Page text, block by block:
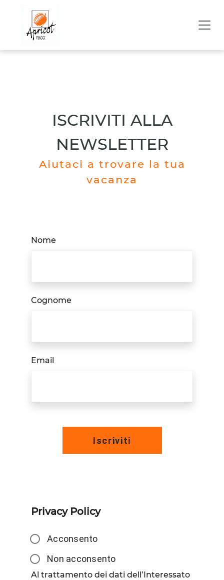
ISCRIVITI ALLA
NEWSLETTER
Aiutaci a trovare la tua
vacanza
Nome
Cognome
Email
Iscriviti
Privacy Policy
Acconsento
Non acconsento
Al trattamento dei dati dell’Interessato